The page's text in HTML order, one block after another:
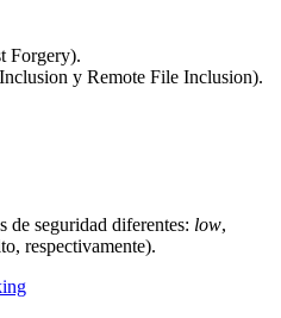
Forgery).
y Remote File Inclusion).
de seguridad diferentes: low,
respectivamente).